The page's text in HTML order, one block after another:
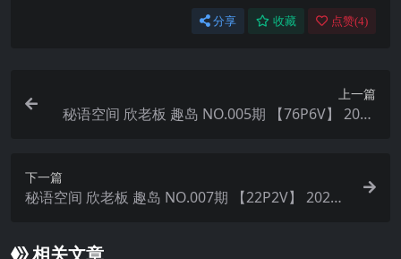
分享 收藏 点赞(4)
上一篇
秘语空间 欣老板 趣岛 NO.005期 【76P6V】 2025
下一篇
秘语空间 欣老板 趣岛 NO.007期 【22P2V】 2025
相关文章